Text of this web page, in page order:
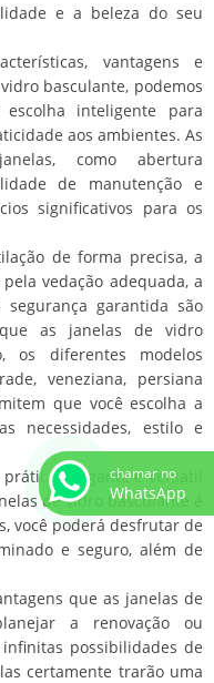
e a beleza do seu
vantagens e
basculante, podemos
inteligente para
aos ambientes. As
como abertura
de manutenção e
significativos para os
de forma precisa, a
vedação adequada, a
garantida são
as janelas de vidro
os diferentes modelos
veneziana, persiana
que você escolha a
necessidades, estilo e
elegante e versátil
de vidro basculante é
você poderá desfrutar de
e seguro, além de
que as janelas de
a renovação ou
possibilidades de
certamente trarão uma
chamar no
WhatsApp